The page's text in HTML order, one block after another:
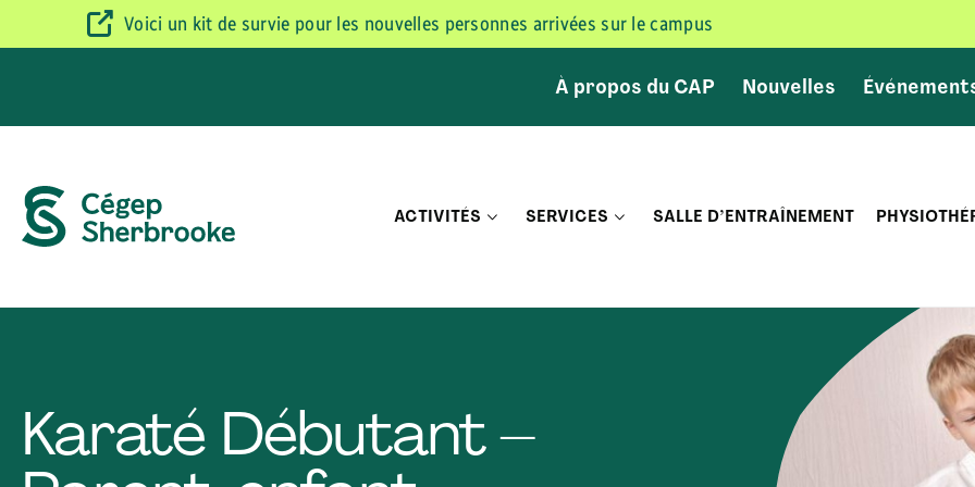
Voici un kit de survie pour les nouvelles personnes arrivées sur le campus
À propos du CAP Nouvelles
ACTIVITÉS SERVICES SALLE D’ENTRAÎNEMENT
Karaté Débutant –